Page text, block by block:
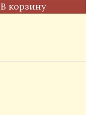
В корзину